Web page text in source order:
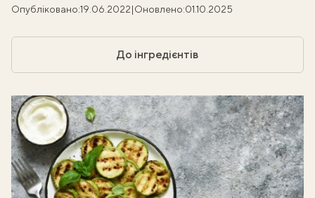
Опубліковано:19.06.2022|Оновлено:01.10.2025
До інгредієнтів